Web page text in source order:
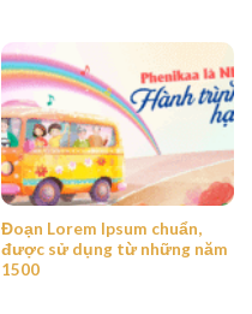
Đoạn Lorem Ipsum chuẩn,
được sử dụng từ những năm
1500